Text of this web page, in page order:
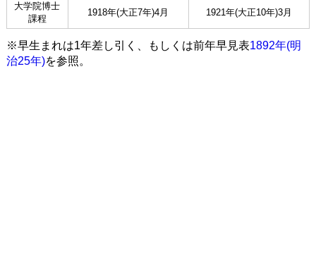
大学院博士
課程
1918年(大正7年)4月 1921年(大正10年)3月
※早生まれは1年差し引く、もしくは前年早見表1892年(明
治25年)を参照。